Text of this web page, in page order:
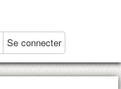
Se connecter